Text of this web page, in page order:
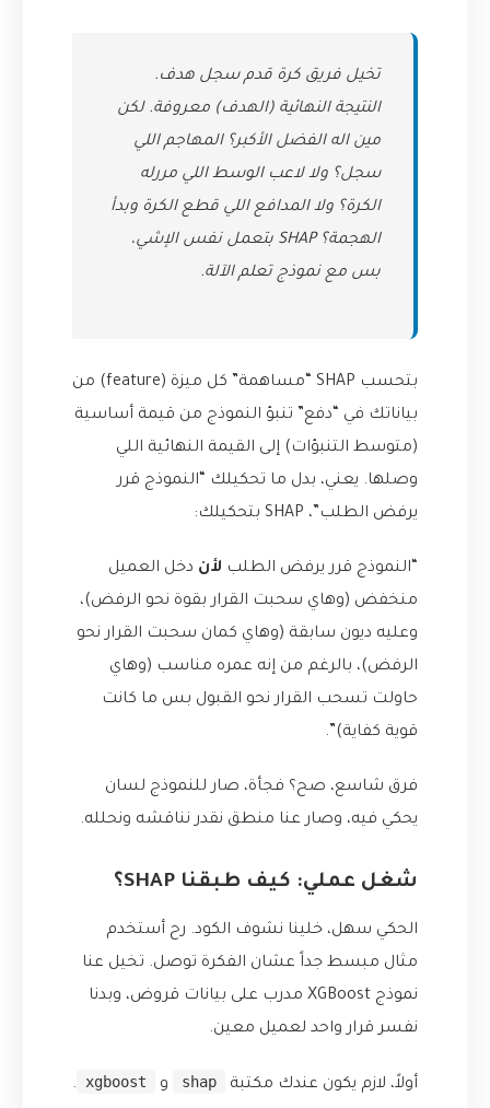
تخيل فريق كرة قدم سجل هدف.
النتيجة النهائية (الهدف) معروفة. لكن
مين اله الفضل الأكبر؟ المهاجم اللي
سجل؟ ولا لاعب الوسط اللي مررله
الكرة؟ ولا المدافع اللي قطع الكرة وبدأ
الهجمة؟ SHAP بتعمل نفس الإشي،
بس مع نموذج تعلم الآلة.
بتحسب SHAP “مساهمة” كل ميزة (feature) من
بياناتك في “دفع” تنبؤ النموذج من قيمة أساسية
(متوسط التنبؤات) إلى القيمة النهائية اللي
وصلها. يعني، بدل ما تحكيلك “النموذج قرر
يرفض الطلب”، SHAP بتحكيلك:
“النموذج قرر يرفض الطلب لأن دخل العميل
منخفض (وهاي سحبت القرار بقوة نحو الرفض)،
وعليه ديون سابقة (وهاي كمان سحبت القرار نحو
الرفض)، بالرغم من إنه عمره مناسب (وهاي
حاولت تسحب القرار نحو القبول بس ما كانت
قوية كفاية)”.
فرق شاسع، صح؟ فجأة، صار للنموذج لسان
يحكي فيه، وصار عنا منطق نقدر نناقشه ونحلله.
شغل عملي: كيف طبقنا SHAP؟
الحكي سهل، خلينا نشوف الكود. رح أستخدم
مثال مبسط جداً عشان الفكرة توصل. تخيل عنا
نموذج XGBoost مدرب على بيانات قروض، وبدنا
نفسر قرار واحد لعميل معين.
أولاً، لازم يكون عندك مكتبة shap و xgboost
.